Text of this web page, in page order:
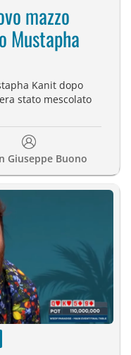
mazzo
Mustapha
Kanit dopo
stato mescolato
Giuseppe Buono